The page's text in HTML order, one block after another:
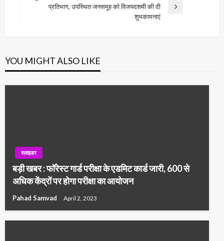
प्रतिभाग, उपस्थित जनसमूह को विजयदशमी की दी
शुभकामनाएं
YOU MIGHT ALSO LIKE
स्लाइडर
बड़ी खबर : फॉरेस्ट गार्ड परीक्षा के एडमिट कार्ड जारी, 600 से
अधिक केंद्रों पर होगा परीक्षा का आयोजन
Pahad Samvad April 2, 2023